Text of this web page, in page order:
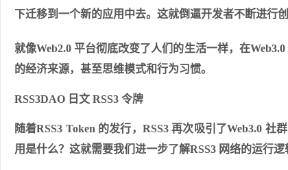
下迁移到一个新的应用中去。这就倒逼开发者不断进行
就像Web2.0 平台彻底改变了人们的生活一样，在
的经济来源，甚至思维模式和行为习惯。
RSS3DAO 日文 RSS3 令牌
随着RSS3 Token 的发行，RSS3 再次吸引了Web3.0
用是什么？这就需要我们进一步了解RSS3 网络的运行逻